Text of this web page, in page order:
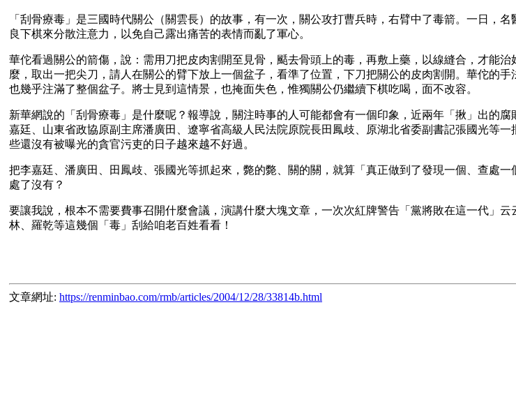
「刮骨療毒」是三國時代關公（關雲長）的故事，有一次，關公攻打曹兵時，右臂中了毒箭。一日，
良下棋來分散注意力，以免自己露出痛苦的表情而亂了軍心。
華佗看過關公的箭傷，說：需用刀把皮肉割開至見骨，颳去骨頭上的毒，再敷上藥，以線縫合，才能
麼，取出一把尖刀，請人在關公的臂下放上一個盆子，看準了位置，下刀把關公的皮肉割開。華佗的
也幾乎注滿了整個盆子。將士見到這情景，也掩面失色，惟獨關公仍繼續下棋吃喝，面不改容。
新華網說的「刮骨療毒」是什麼呢？報導說，關注時事的人可能都會有一個印象，近兩年「揪」出的
嘉廷、山東省政協原副主席潘廣田、遼寧省高級人民法院原院長田鳳歧、原湖北省委副書記張國光等
些還沒有被曝光的貪官污吏的日子越來越不好過。
把李嘉廷、潘廣田、田鳳歧、張國光等抓起來，斃的斃、關的關，就算「真正做到了發現一個、查處
處了沒有？
要讓我說，根本不需要費事召開什麼會議，演講什麼大塊文章，一次次紅牌警告「黨將敗在這一代」
林、羅乾等這幾個「毒」刮給咱老百姓看看！
文章網址: https://renminbao.com/rmb/articles/2004/12/28/33814b.html